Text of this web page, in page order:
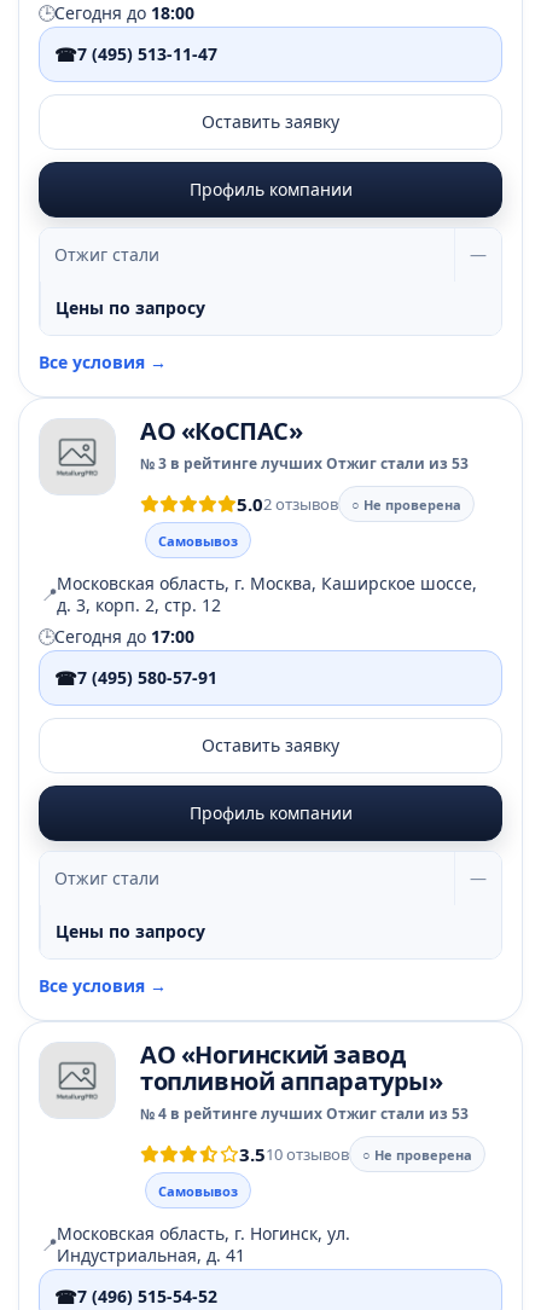
🕒Сегодня до 18:00
☎7 (495) 513-11-47
Оставить заявку
Профиль компании
Отжиг стали —
Цены по запросу
Все условия →
АО «КоСПАС»
№ 3 в рейтинге лучших Отжиг стали из 53
5.02 отзывов
○ Не проверена
Самовывоз
📍Московская область, г. Москва, Каширское шоссе,
д. 3, корп. 2, стр. 12
🕒Сегодня до 17:00
☎7 (495) 580-57-91
Оставить заявку
Профиль компании
Отжиг стали —
Цены по запросу
Все условия →
АО «Ногинский завод
топливной аппаратуры»
№ 4 в рейтинге лучших Отжиг стали из 53
3.510 отзывов
○ Не проверена
Самовывоз
📍Московская область, г. Ногинск, ул.
Индустриальная, д. 41
☎7 (496) 515-54-52